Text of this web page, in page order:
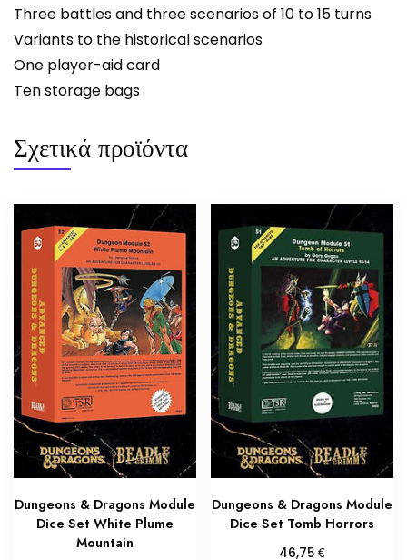
Three battles and three scenarios of 10 to 15 turns
Variants to the historical scenarios
One player-aid card
Ten storage bags
Σχετικά προϊόντα
Dungeons & Dragons Module
Dice Set White Plume
Mountain
Dungeons & Dragons Module
Dice Set Tomb Horrors
46,75€